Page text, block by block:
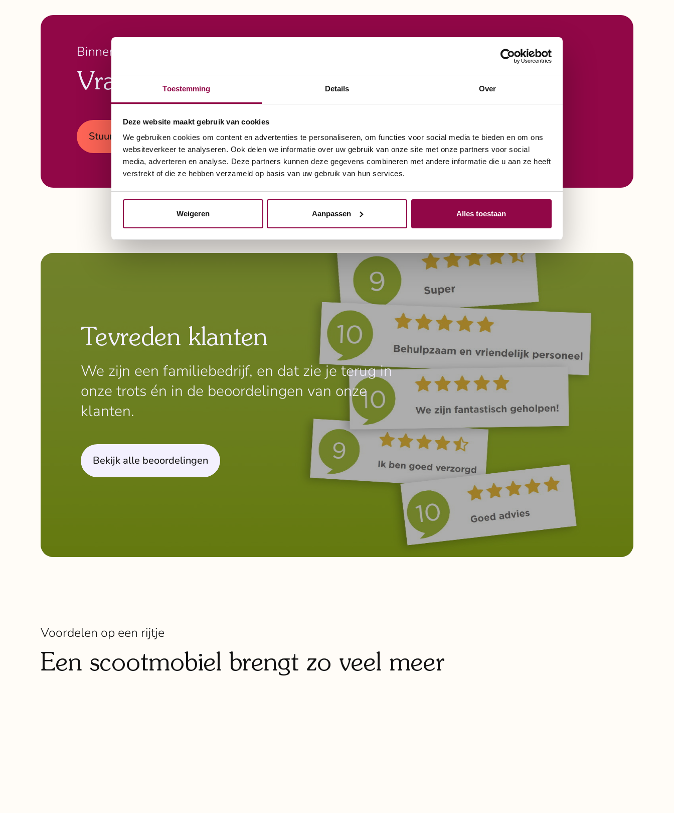
Toestemming Details Over
Deze website maakt gebruik van cookies
We gebruiken cookies om content en advertenties te personaliseren, om functies voor social media te bieden en om ons
websiteverkeer te analyseren. Ook delen we informatie over uw gebruik van onze site met onze partners voor social
media, adverteren en analyse. Deze partners kunnen deze gegevens combineren met andere informatie die u aan ze heeft
verstrekt of die ze hebben verzameld op basis van uw gebruik van hun services.
Weigeren Aanpassen Alles toestaan
Binnen 3 dagen de brochure in huis
Vraag nu onze gratis brochure aan
Stuur mij gratis brochure op
Tevreden klanten
We zijn een familiebedrijf, en dat zie je terug in
onze trots én in de beoordelingen van onze
klanten.
Bekijk alle beoordelingen
Voordelen op een rijtje
Een scootmobiel brengt zo veel meer